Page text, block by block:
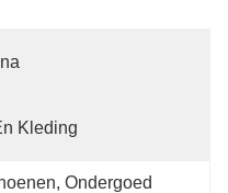
Kleding
Ondergoed